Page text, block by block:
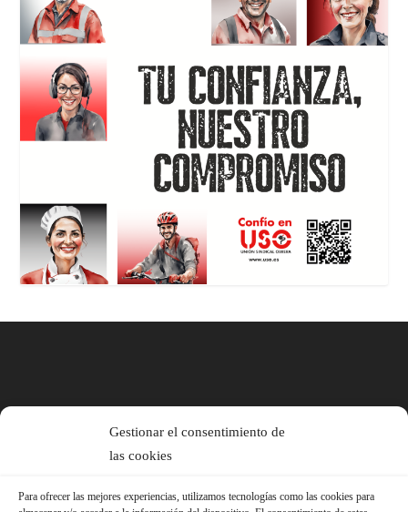
Gestionar el consentimiento de
las cookies
Para ofrecer las mejores experiencias, utilizamos tecnologías como las cookies para